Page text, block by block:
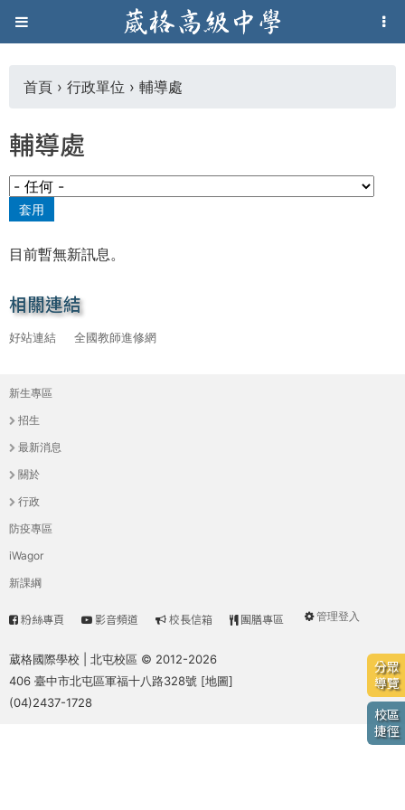
Jump to navigation
葳
格
高
級
中
學
葳
格
國
際
葳
格。
養
具
國
際
動
的
世
界
在
這
裡
首頁 › 行政單位 › 輔導處
輔導處
目前暫無新訊息。
分眾
導覽
校區
捷徑
相關連結
好站連結 全國教師進修網
主
選
單
新生專區
招生
最新消息
關於
行政
防疫專區
iWagor
新課綱
User
管理登入
高
中
服
粉絲專頁 影音頻道 校長信箱 團膳專區
葳格國際學校 | 北屯校區 © 2012-2026
406 臺中市北屯區軍福十八路328號 [地圖]
(04)2437-1728